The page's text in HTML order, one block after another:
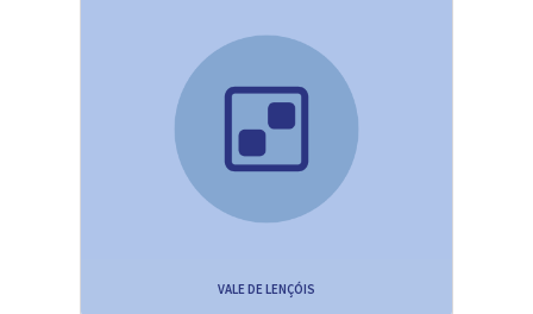
VALE DE LENÇÓIS